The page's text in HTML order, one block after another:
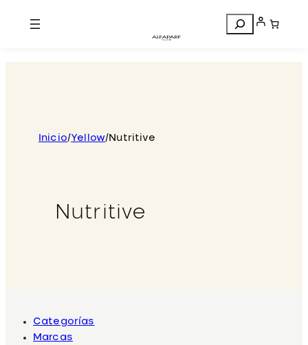
Search
Inicio/Yellow/ Nutritive
Nutritive
Categorías
Marcas